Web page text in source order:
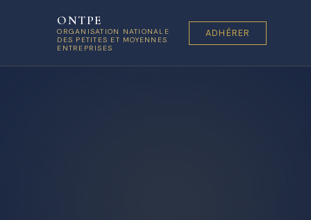
ONTPE
ORGANISATION NATIONALE
DES PETITES ET MOYENNES
ENTREPRISES
ADHÉRER